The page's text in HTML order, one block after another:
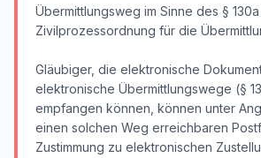
Übermittlungsweg im Sinne des §
Zivilprozessordnung für die
Gläubiger, die elektronische
elektronische Übermittlungswege (§
empfangen können, können unter
einen solchen Weg erreichbaren
Zustimmung zu elektronischen